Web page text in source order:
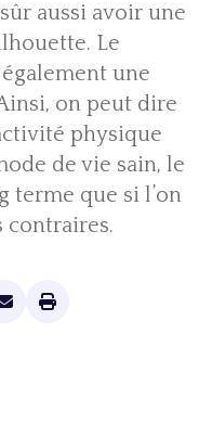
aussi avoir une
Le
une
on peut dire
physique
de vie sain, le
terme que si l’on
contraires.